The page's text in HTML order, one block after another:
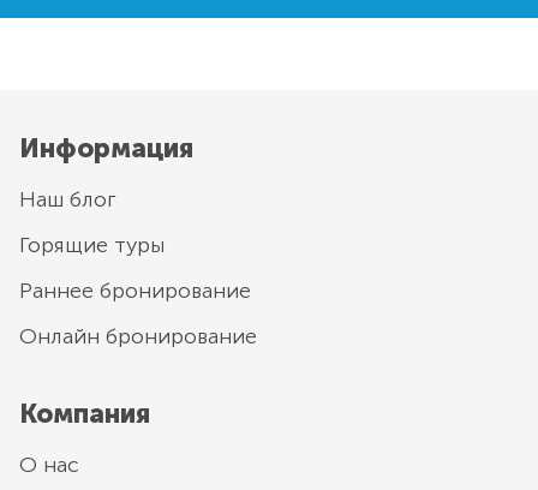
Информация
Наш блог
Горящие туры
Раннее бронирование
Онлайн бронирование
Компания
О нас